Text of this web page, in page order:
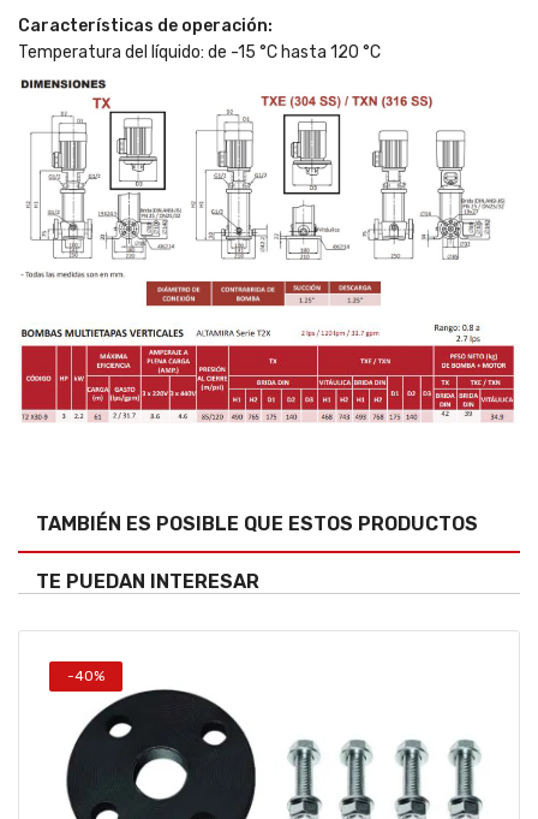
Características de operación:
Temperatura del líquido: de -15 °C hasta 120 °C
TAMBIÉN ES POSIBLE QUE ESTOS PRODUCTOS
TE PUEDAN INTERESAR
-40%